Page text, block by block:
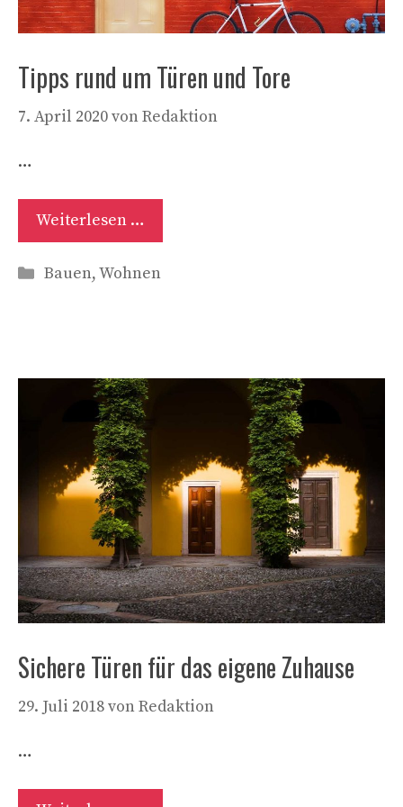
Tipps rund um Türen und Tore
7. April 2020vonRedaktion
…
Weiterlesen …
Kategorien
Bauen,Wohnen
Sichere Türen für das eigene Zuhause
29. Juli 2018vonRedaktion
…